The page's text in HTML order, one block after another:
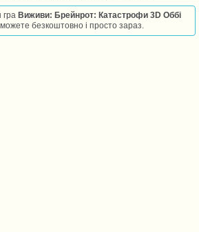
гра Виживи: Брейнрот: Катастрофи 3D Оббі
можете безкоштовно і просто зараз.